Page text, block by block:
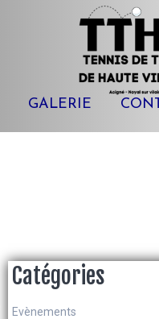
GALERIE
Catégories
Evènements